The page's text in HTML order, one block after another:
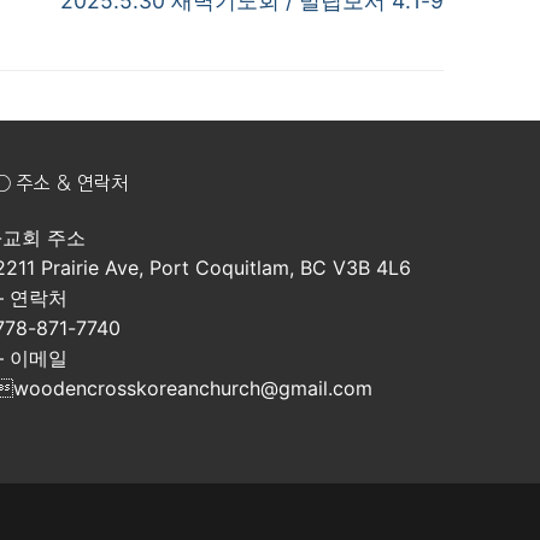
주소 & 연락처
회 주소
Prairie Ave, Port Coquitlam, BC V3B 4L6
연락처
871-7740
이메일